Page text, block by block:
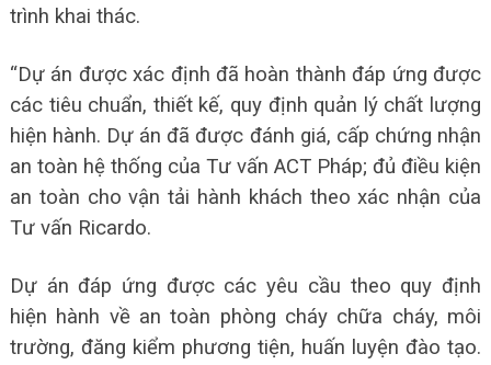
trình khai thác.
“Dự án được xác định đã hoàn thành đáp ứng được
các tiêu chuẩn, thiết kế, quy định quản lý chất lượng
hiện hành. Dự án đã được đánh giá, cấp chứng nhận
an toàn hệ thống của Tư vấn ACT Pháp; đủ điều kiện
an toàn cho vận tải hành khách theo xác nhận của
Tư vấn Ricardo.
Dự án đáp ứng được các yêu cầu theo quy định
hiện hành về an toàn phòng cháy chữa cháy, môi
trường, đăng kiểm phương tiện, huấn luyện đào tạo.